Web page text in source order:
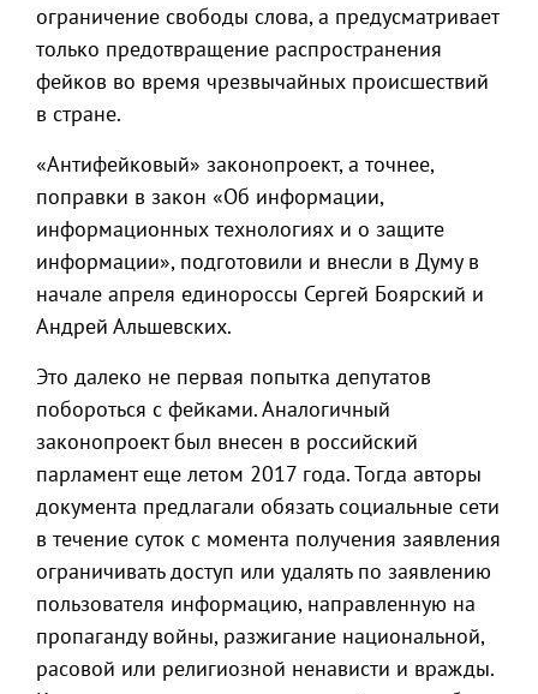
ограничение свободы слова, а предусматривает
только предотвращение распространения
фейков во время чрезвычайных происшествий
в стране.
«Антифейковый» законопроект, а точнее,
поправки в закон «Об информации,
информационных технологиях и о защите
информации», подготовили и внесли в Думу в
начале апреля единороссы Сергей Боярский и
Андрей Альшевских.
Это далеко не первая попытка депутатов
побороться с фейками. Аналогичный
законопроект был внесен в российский
парламент еще летом 2017 года. Тогда авторы
документа предлагали обязать социальные сети
в течение суток с момента получения заявления
ограничивать доступ или удалять по заявлению
пользователя информацию, направленную на
пропаганду войны, разжигание национальной,
расовой или религиозной ненависти и вражды.